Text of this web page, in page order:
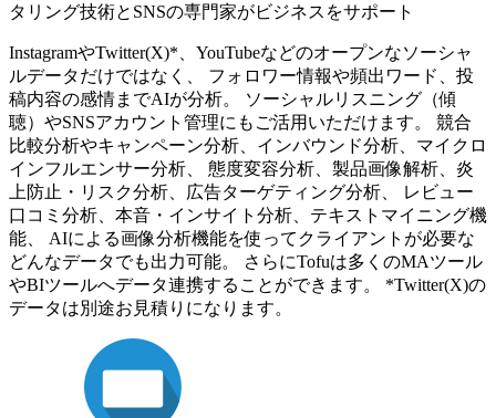
タリング技術とSNSの専門家がビジネスをサポート
InstagramやTwitter(X)*、YouTubeなどのオープンなソーシャ
ルデータだけではなく、 フォロワー情報や頻出ワード、投
稿内容の感情までAIが分析。 ソーシャルリスニング（傾
聴）やSNSアカウント管理にもご活用いただけます。 競合
比較分析やキャンペーン分析、インバウンド分析、マイクロ
インフルエンサー分析、 態度変容分析、製品画像解析、炎
上防止・リスク分析、広告ターゲティング分析、 レビュー
口コミ分析、本音・インサイト分析、テキストマイニング機
能、 AIによる画像分析機能を使ってクライアントが必要な
どんなデータでも出力可能。 さらにTofuは多くのMAツール
やBIツールへデータ連携することができます。 *Twitter(X)の
データは別途お見積りになります。